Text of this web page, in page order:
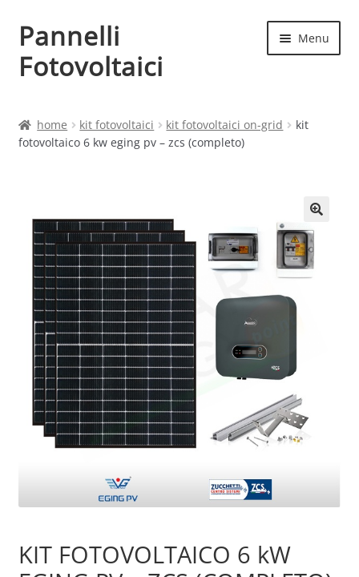
Vai
alla
navigazione
Vai
al
contenuto
Pannelli
Fotovoltaici
Menu
Cart
Chi siamo
Contatti
My account
Produttori
Sample Page
Shop
home kit fotovoltaici kit fotovoltaici on-grid
kit
fotovoltaico 6 kw eging pv – zcs (completo)
KIT FOTOVOLTAICO 6 kW